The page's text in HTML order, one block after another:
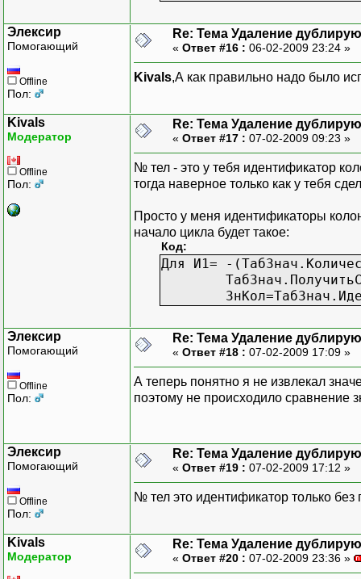
Элексир
Помогающий
Offline
Пол:
Re: Тема Удаление
« Ответ #16 : 06-02-2009 23:24 »
Kivals,А как правильно надо было
Kivals
Модератор
Offline
Пол:
Re: Тема Удаление
« Ответ #17 : 07-02-2009 09:23 »
№ тел - это у тебя идентификатор
тогда наверное только как у тебя
Просто у меня идентификаторы
начало цикла будет такое:
Код:
Для И1= -
Элексир
Помогающий
Offline
Пол:
Re: Тема Удаление
« Ответ #18 : 07-02-2009 17:09 »
А теперь понятно я не извлекал
поэтому не происходило сравнение
Элексир
Помогающий
Offline
Пол:
Re: Тема Удаление
« Ответ #19 : 07-02-2009 17:12 »
№ тел это идентификатор только
Kivals
Модератор
Re: Тема Удаление
« Ответ #20 : 07-02-2009 23:36 »